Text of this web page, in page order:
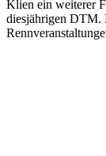
Klien ein weiterer
diesjährigen DTM.